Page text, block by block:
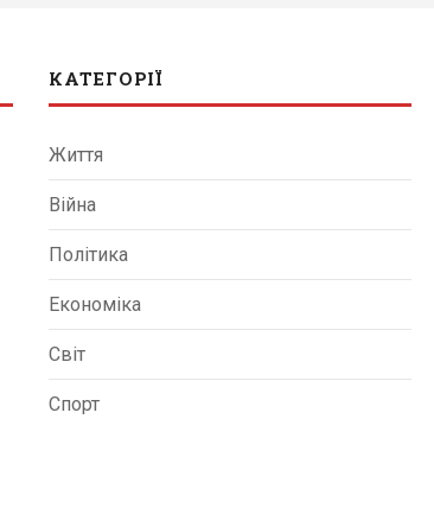
КАТЕГОРІЇ
Життя
Війна
Політика
Економіка
Світ
Спорт